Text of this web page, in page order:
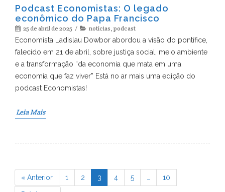
Podcast Economistas: O legado
econômico do Papa Francisco
25 de abril de 2025 notícias podcast
Economista Ladislau Dowbor abordou a visão do pontífice,
falecido em 21 de abril, sobre justiça social, meio ambiente
e a transformação “da economia que mata em uma
economia que faz viver” Está no ar mais uma edição do
podcast Economistas!
Leia Mais
« Anterior Page
1 Page
2 Page
3 Page
4 Page
5 Page
10